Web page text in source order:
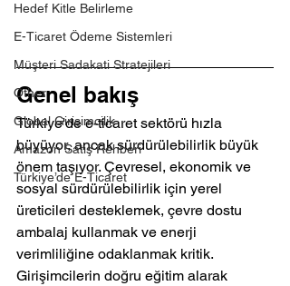
Hedef Kitle Belirleme
E-Ticaret Ödeme Sistemleri
Müşteri Sadakati Stratejileri
Other
Global Girişimcilik
Amazon Satış Rehberi
Türkiye’de E-Ticaret
Genel bakış
Türkiye'de e-ticaret sektörü hızla
büyüyor, ancak sürdürülebilirlik büyük
önem taşıyor. Çevresel, ekonomik ve
sosyal sürdürülebilirlik için yerel
üreticileri desteklemek, çevre dostu
ambalaj kullanmak ve enerji
verimliliğine odaklanmak kritik.
Girişimcilerin doğru eğitim alarak